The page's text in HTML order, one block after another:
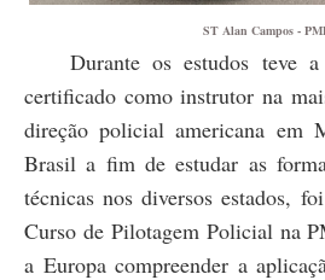
ST Alan Campos -
Durante os estudos teve
certificado como instrutor na
direção policial americana em
Brasil a fim de estudar as
técnicas nos diversos estados,
Curso de Pilotagem Policial na
a Europa compreender a